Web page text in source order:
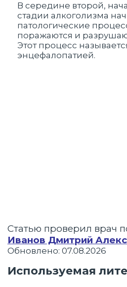
В середине второй,
стадии алкоголизма
патологические
поражаются и
Этот процесс
энцефалопатией.
Статью проверил врач
Иванов Дмитрий
Обновлено: 07.08.2026
Используемая